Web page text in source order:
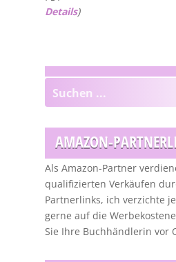
Details)
AMAZON-
Als Amazon-Partner
qualifizierten Verkäufen
Partnerlinks, ich verzichte
gerne auf die
Sie Ihre Buchhändlerin vor